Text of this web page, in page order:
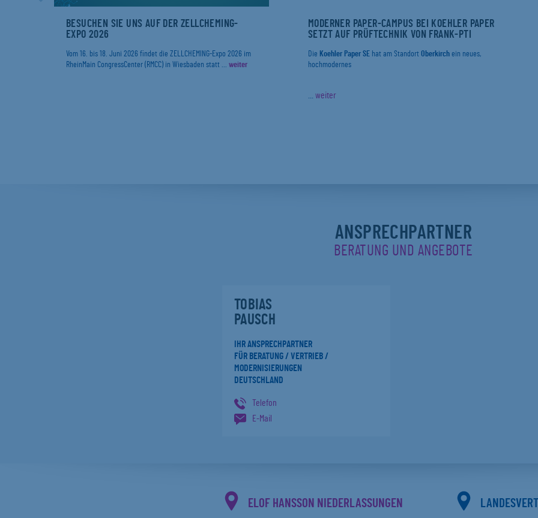
BESUCHEN SIE UNS AUF DER ZELLCHEMING-
EXPO 2026
Vom 16. bis 18. Juni 2026 findet die ZELLCHEMING-Expo 2026 im
RheinMain CongressCenter (RMCC) in Wiesbaden statt ... weiter
MODERNER PAPER-CAMPUS BEI KOEHLER PAPER
SETZT AUF PRÜFTECHNIK VON FRANK-PTI
Die Koehler Paper SE hat am Standort Oberkirch ein neues,
hochmodernes
... weiter
ANSPRECHPARTNER
BERATUNG UND ANGEBOTE
TOBIAS
PAUSCH
IHR ANSPRECHPARTNER
FÜR BERATUNG / VERTRIEB /
MODERNISIERUNGEN
DEUTSCHLAND
Telefon
E-Mail
ELOF HANSSON NIEDERLASSUNGEN